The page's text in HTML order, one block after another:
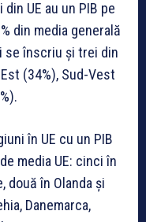
UE au un PIB pe
din media generală
se înscriu și trei din
(34%), Sud-Vest
în UE cu un PIB
media UE: cinci în
două în Olanda și
Danemarca,